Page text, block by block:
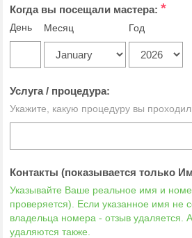
Когда вы посещали мастера: *
День Месяц Год
Услуга / процедура:
Укажите, какую процедуру вы
Контакты (показывается только
Указывайте Ваше реальное имя и
проверяется). Если указанное имя не
владельца номера - отзыв удаляется.
удаляются также.